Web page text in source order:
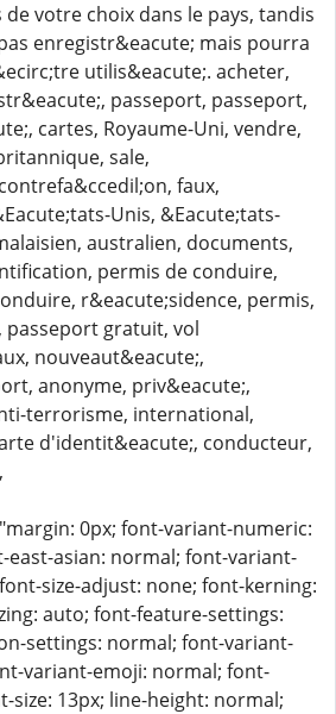
votre choix dans le pays, tandis
enregistr&eacute; mais pourra
utilis&eacute;. acheter,
passeport, passeport,
cartes, Royaume-Uni, vendre,
sale,
faux,
Unis, &Eacute;tats-
australien, documents,
permis de conduire,
r&eacute;sidence, permis,
passeport gratuit, vol
nouveaut&eacute;,
anonyme, priv&eacute;,
terrorisme, international,
d'identit&eacute;, conducteur,
0px; font-variant-numeric:
asian: normal; font-variant-
size-adjust: none; font-kerning:
auto; font-feature-settings:
settings: normal; font-variant-
variant-emoji: normal; font-
13px; line-height: normal;